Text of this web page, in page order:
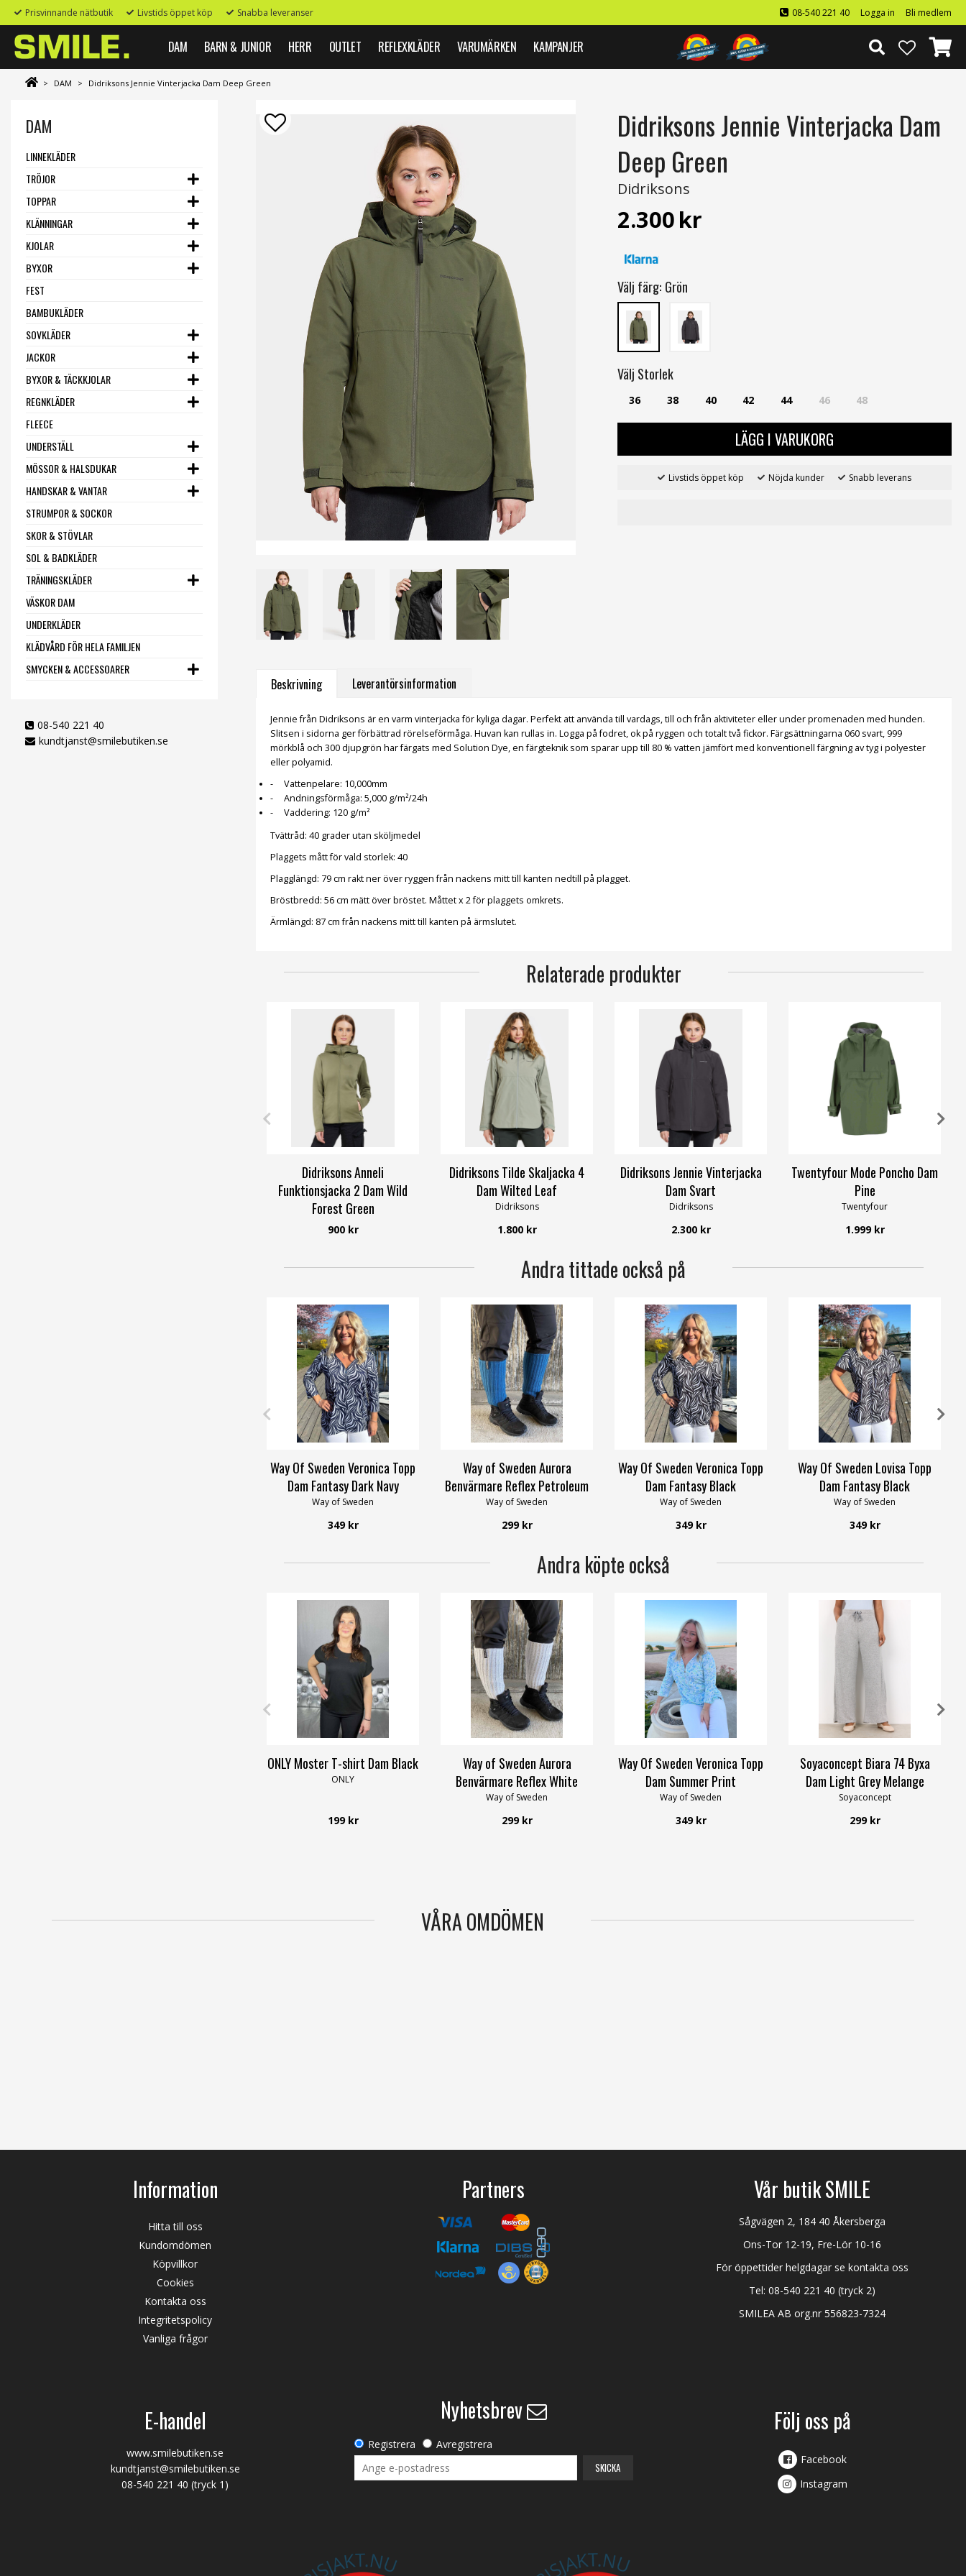
Prisvinnande nätbutik Livstids öppet köp Snabba leveranser 08-540 221 40 Logga in Bli medlem
DAM BARN & JUNIOR HERR OUTLET REFLEXKLÄDER VARUMÄRKEN KAMPANJER
> DAM > Didriksons Jennie Vinterjacka Dam Deep Green
DAM
LINNEKLÄDER
TRÖJOR
TOPPAR
KLÄNNINGAR
KJOLAR
BYXOR
FEST
BAMBUKLÄDER
SOVKLÄDER
JACKOR
BYXOR & TÄCKKJOLAR
REGNKLÄDER
FLEECE
UNDERSTÄLL
MÖSSOR & HALSDUKAR
HANDSKAR & VANTAR
STRUMPOR & SOCKOR
SKOR & STÖVLAR
SOL & BADKLÄDER
TRÄNINGSKLÄDER
VÄSKOR DAM
UNDERKLÄDER
KLÄDVÅRD FÖR HELA FAMILJEN
SMYCKEN & ACCESSOARER
08-540 221 40
kundtjanst@smilebutiken.se
Didriksons Jennie Vinterjacka Dam
Deep Green
Didriksons
2.300kr
Välj färg: Grön
Välj Storlek
36 38 40 42 44 46 48
LÄGG I VARUKORG
Livstids öppet köp Nöjda kunder Snabb leverans
Beskrivning Leverantörsinformation
Jennie från Didriksons är en varm vinterjacka för kyliga dagar. Perfekt att använda till vardags, till och från aktiviteter eller under promenaden med hunden.
Slitsen i sidorna ger förbättrad rörelseförmåga. Huvan kan rullas in. Logga på fodret, ok på ryggen och totalt två fickor. Färgsättningarna 060 svart, 999
mörkblå och 300 djupgrön har färgats med Solution Dye, en färgteknik som sparar upp till 80 % vatten jämfört med konventionell färgning av tyg i polyester
eller polyamid.
Vattenpelare: 10,000mm
Andningsförmåga: 5,000 g/m²/24h
Vaddering: 120 g/m²
Tvättråd: 40 grader utan sköljmedel
Plaggets mått för vald storlek: 40
Plagglängd: 79 cm rakt ner över ryggen från nackens mitt till kanten nedtill på plagget.
Bröstbredd: 56 cm mätt över bröstet. Måttet x 2 för plaggets omkrets.
Ärmlängd: 87 cm från nackens mitt till kanten på ärmslutet.
Relaterade produkter
Didriksons Anneli
Funktionsjacka 2 Dam Wild
Forest Green
Didriksons
900 kr
Didriksons Tilde Skaljacka 4
Dam Wilted Leaf
Didriksons
1.800 kr
Didriksons Jennie Vinterjacka
Dam Svart
Didriksons
2.300 kr
Twentyfour Mode Poncho Dam
Pine
Twentyfour
1.999 kr
Andra tittade också på
Way Of Sweden Veronica Topp
Dam Fantasy Dark Navy
Way of Sweden
349 kr
Way of Sweden Aurora
Benvärmare Reflex Petroleum
Way of Sweden
299 kr
Way Of Sweden Veronica Topp
Dam Fantasy Black
Way of Sweden
349 kr
Way Of Sweden Lovisa Topp
Dam Fantasy Black
Way of Sweden
349 kr
Andra köpte också
ONLY Moster T-shirt Dam Black
ONLY
199 kr
Way of Sweden Aurora
Benvärmare Reflex White
Way of Sweden
299 kr
Way Of Sweden Veronica Topp
Dam Summer Print
Way of Sweden
349 kr
Soyaconcept Biara 74 Byxa
Dam Light Grey Melange
Soyaconcept
299 kr
VÅRA OMDÖMEN
Information
Hitta till oss
Kundomdömen
Köpvillkor
Cookies
Kontakta oss
Integritetspolicy
Vanliga frågor
Partners Vår butik SMILE
Sågvägen 2, 184 40 Åkersberga
Ons-Tor 12-19, Fre-Lör 10-16
För öppettider helgdagar se kontakta oss
Tel:08-540 221 40 (tryck 2)
SMILEA AB org.nr 556823-7324
E-handel
www.smilebutiken.se
kundtjanst@smilebutiken.se
08-540 221 40 (tryck 1)
Nyhetsbrev
Registrera Avregistrera
SKICKA
Följ oss på
Facebook
Instagram